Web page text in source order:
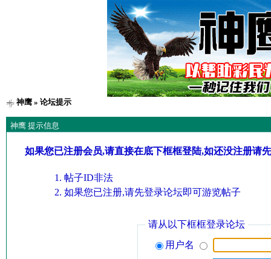
神鹰» 论坛提示
神鹰 提示信息
如果您已注册会员,请直接在底下框框登陆,如还没注册请
帖子ID非法
如果您已注册,请先登录论坛即可游览帖子
请从以下框框登录论坛
用户名